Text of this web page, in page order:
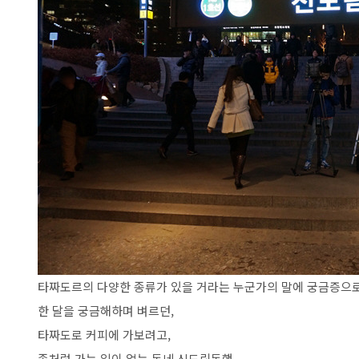
타짜도르의 다양한 종류가 있을 거라는 누군가의 말에 궁금증으
한 달을 궁금해하며 벼르던,
타짜도로 커피에 가보려고,